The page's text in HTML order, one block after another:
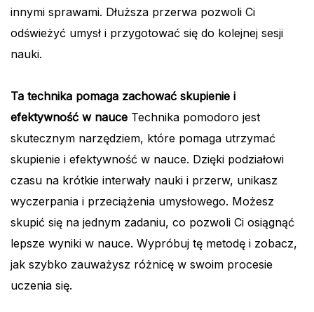
innymi sprawami. Dłuższa przerwa pozwoli Ci
odświeżyć umysł i przygotować się do kolejnej sesji
nauki.
Ta technika pomaga zachować skupienie i
efektywność w nauce Technika pomodoro jest
skutecznym narzędziem, które pomaga utrzymać
skupienie i efektywność w nauce. Dzięki podziałowi
czasu na krótkie interwały nauki i przerw, unikasz
wyczerpania i przeciążenia umysłowego. Możesz
skupić się na jednym zadaniu, co pozwoli Ci osiągnąć
lepsze wyniki w nauce. Wypróbuj tę metodę i zobacz,
jak szybko zauważysz różnicę w swoim procesie
uczenia się.